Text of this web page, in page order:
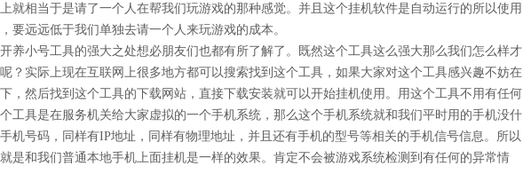
就相当于是请了一个人在帮我们玩游戏的那种感觉。并且这个挂机软件是自动运行的所以使用
要远远低于我们单独去请一个人来玩游戏的成本。
养小号工具的强大之处想必朋友们也都有所了解了。既然这个工具这么强大那么我们怎么样才
？实际上现在互联网上很多地方都可以搜索找到这个工具，如果大家对这个工具感兴趣不妨在
，然后找到这个工具的下载网站，直接下载安装就可以开始挂机使用。用这个工具不用有任何
工具是在服务机关给大家虚拟的一个手机系统，那么这个手机系统就和我们平时用的手机没什
机号码，同样有IP地址，同样有物理地址，并且还有手机的型号等相关的手机信号信息。所以
是和我们普通本地手机上面挂机是一样的效果。肯定不会被游戏系统检测到有任何的异常情